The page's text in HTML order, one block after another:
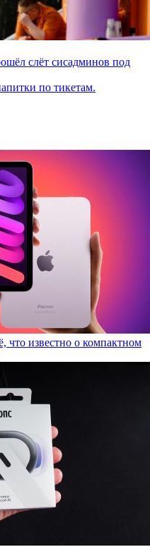
слёт сисадминов под
по тикетам.
известно о компактном